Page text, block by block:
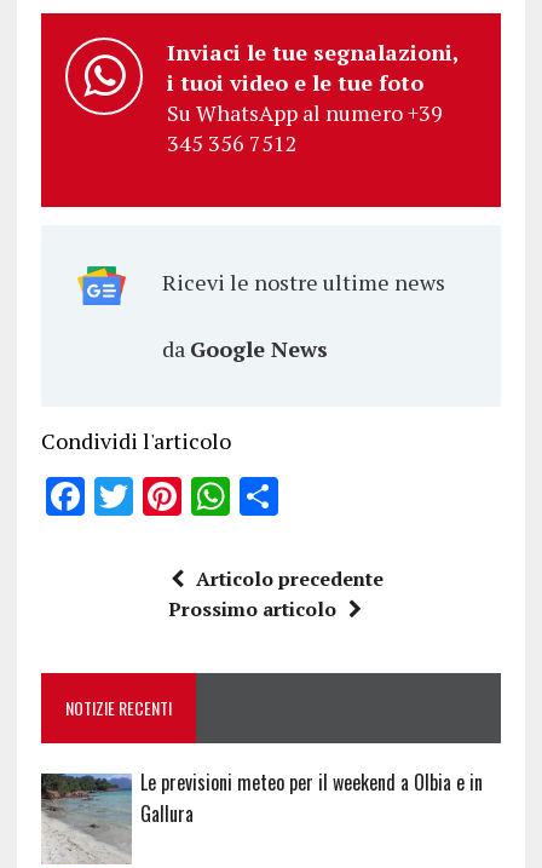
Inviaci le tue segnalazioni,
i tuoi video e le tue foto
Su WhatsApp al numero +39
345 356 7512
Ricevi le nostre ultime news
da Google News
Condividi l'articolo
F
o
k
T
te
Pi
te
re
W
at
s
p
S
a
re
Articolo precedente
Prossimo articolo
NOTIZIE RECENTI
Le previsioni meteo per il weekend a Olbia e in
Gallura